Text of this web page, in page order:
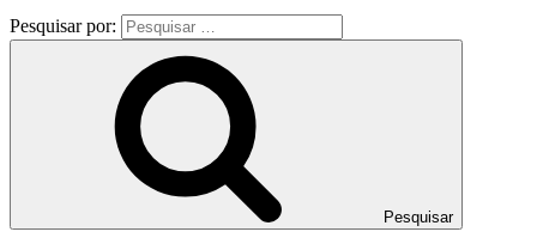
Pesquisar por:
Pesquisar